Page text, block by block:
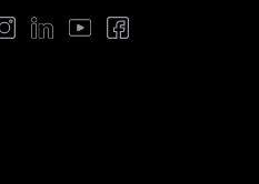
les réglementations.